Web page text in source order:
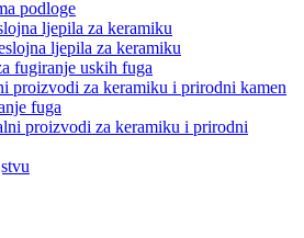
podloge
ljepila za keramiku
ljepila za keramiku
fugiranje uskih fuga
proizvodi za keramiku i prirodni kamen
fuga
proizvodi za keramiku i prirodni